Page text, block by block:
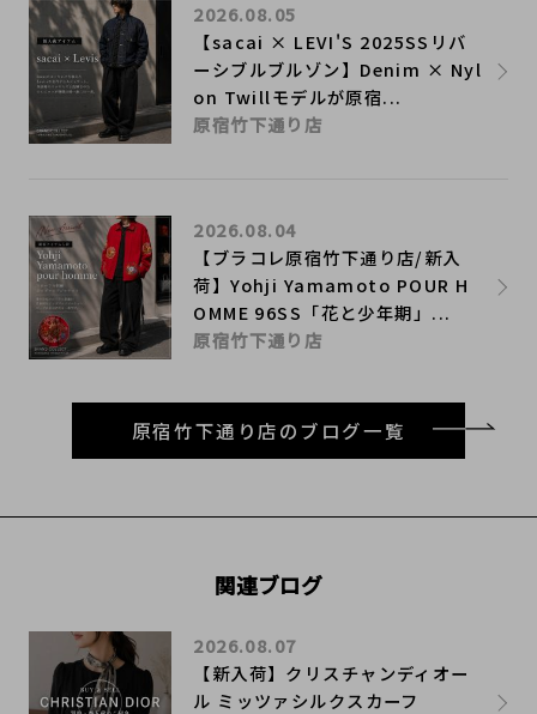
【sacai × LEVI'S 2025SSリバ
ーシブルブルゾン】Denim × Nyl
on Twillモデルが原宿...
2026.08.05
原宿竹下通り店
【ブラコレ原宿竹下通り店/新入
荷】Yohji Yamamoto POUR H
OMME 96SS「花と少年期」...
2026.08.04
原宿竹下通り店
原宿竹下通り店のブログ一覧
関連ブログ
【新入荷】クリスチャンディオー
ル ミッツァシルクスカーフ
2026.08.07